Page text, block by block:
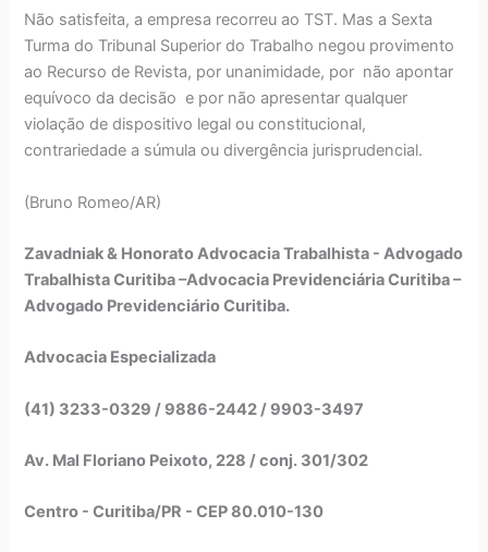
Não satisfeita, a empresa recorreu ao TST. Mas a Sexta
Turma do Tribunal Superior do Trabalho negou provimento
ao Recurso de Revista, por unanimidade, por não apontar
equívoco da decisão e por não apresentar qualquer
violação de dispositivo legal ou constitucional,
contrariedade a súmula ou divergência jurisprudencial.
(Bruno Romeo/AR)
Zavadniak & Honorato Advocacia Trabalhista - Advogado
Trabalhista Curitiba –Advocacia Previdenciária Curitiba –
Advogado Previdenciário Curitiba.
Advocacia Especializada
(41) 3233-0329 / 9886-2442 / 9903-3497
Av. Mal Floriano Peixoto, 228 / conj. 301/302
Centro - Curitiba/PR - CEP 80.010-130